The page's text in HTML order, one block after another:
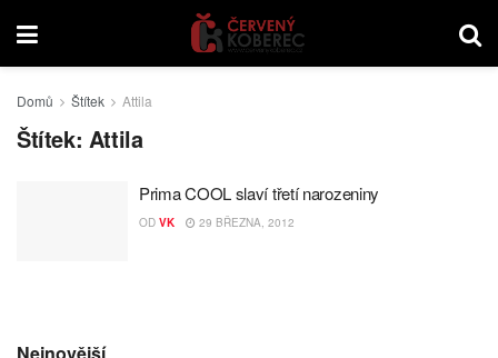
Domů Štítek Attila
Štítek: Attila
Prima COOL slaví třetí narozeniny
OD VK 29 BŘEZNA, 2012
Nejnovější